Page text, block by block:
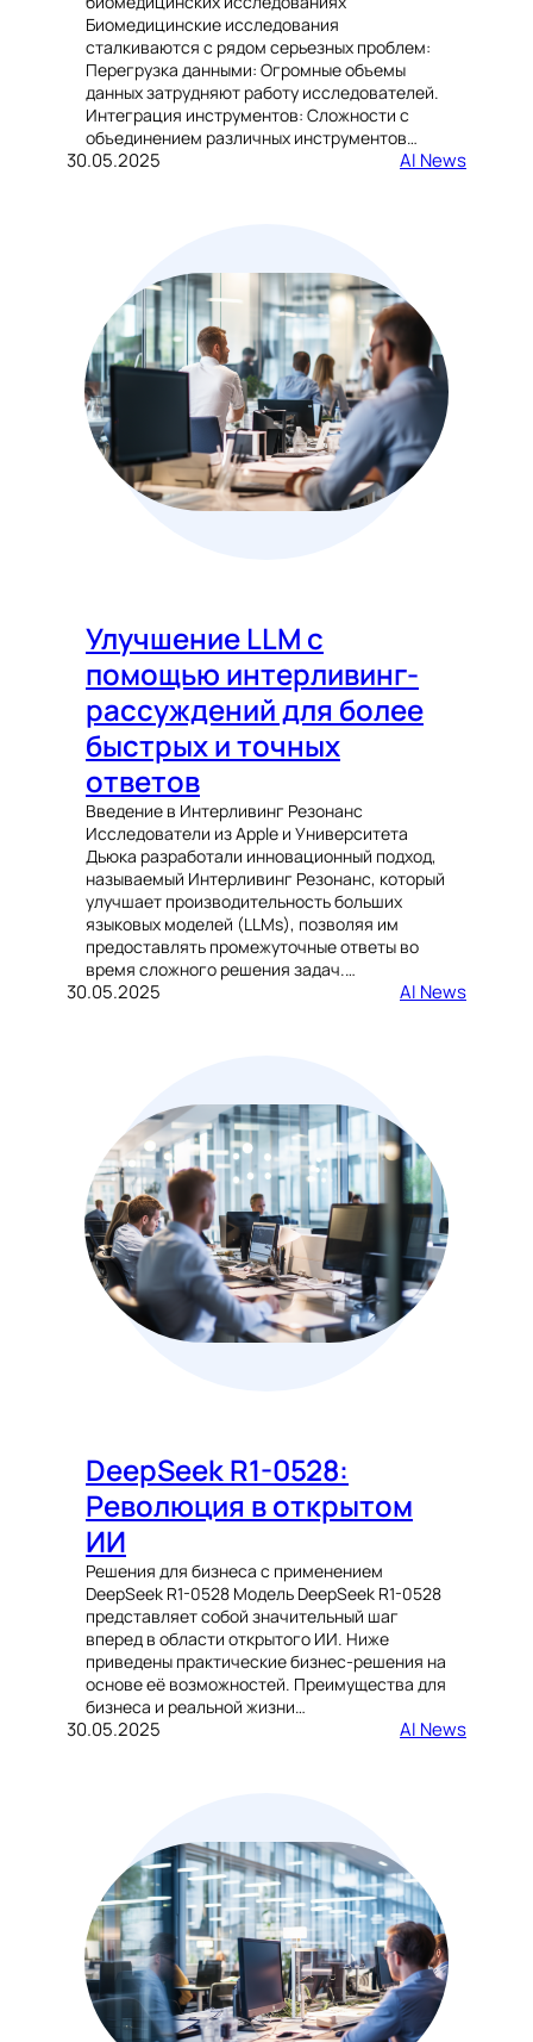
Биомедицинские исследования
сталкиваются с рядом серьезных проблем:
Перегрузка данными: Огромные объемы
данных затрудняют работу исследователей.
Интеграция инструментов: Сложности с
объединением различных инструментов…
30.05.2025 AI News
Улучшение LLM с
помощью интерливинг-
рассуждений для более
быстрых и точных
ответов
Введение в Интерливинг Резонанс
Исследователи из Apple и Университета
Дьюка разработали инновационный подход,
называемый Интерливинг Резонанс, который
улучшает производительность больших
языковых моделей (LLMs), позволяя им
предоставлять промежуточные ответы во
время сложного решения задач.…
30.05.2025 AI News
DeepSeek R1-0528:
Революция в открытом
ИИ
Решения для бизнеса с применением
DeepSeek R1-0528 Модель DeepSeek R1-0528
представляет собой значительный шаг
вперед в области открытого ИИ. Ниже
приведены практические бизнес-решения на
основе её возможностей. Преимущества для
бизнеса и реальной жизни…
30.05.2025 AI News